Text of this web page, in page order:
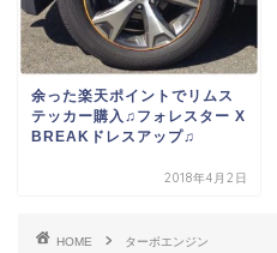
余った楽天ポイントでリムス
テッカー購入♫フォレスター X
BREAKドレスアップ♫
2018年4月2日
HOME ターボエンジン